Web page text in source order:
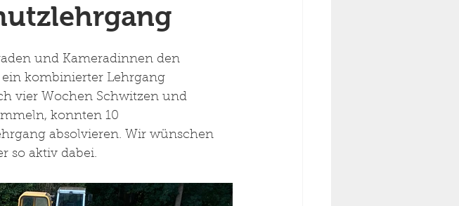
und Kameradinnen den
kombinierter Lehrgang
vier Wochen Schwitzen und
konnten 10
absolvieren. Wir wünschen
so aktiv dabei.